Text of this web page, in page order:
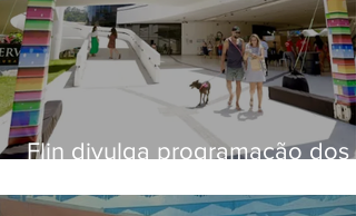
Flin divulga programação dos
começa na próxima quinta (13)